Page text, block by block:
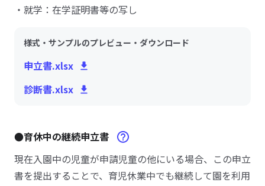
・就学：在学証明書等の写し
様式・サンプルのプレビュー・ダウンロード
申立書.xlsx
診断書.xlsx
●育休中の継続申立書
現在入園中の児童が申請児童の他にいる場合、この申立
書を提出することで、育児休業中でも継続して園を利用